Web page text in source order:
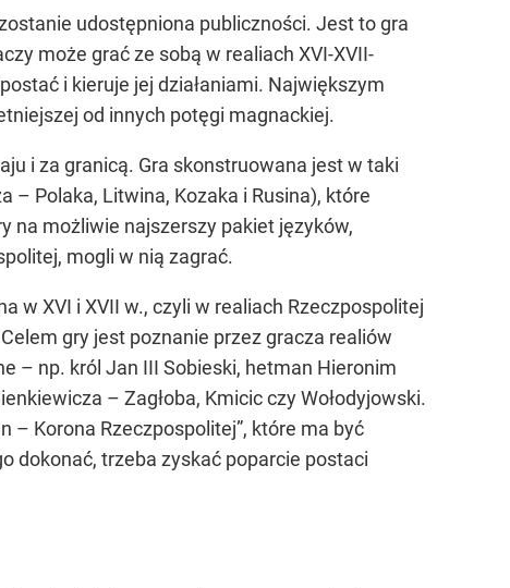
udostępniona publiczności. Jest to gra
może grać ze sobą w realiach XVI-XVII-
i kieruje jej działaniami. Największym
od innych potęgi magnackiej.
i za granicą. Gra skonstruowana jest w taki
– Polaka, Litwina, Kozaka i Rusina), które
na możliwie najszerszy pakiet języków,
mogli w nią zagrać.
w XVI i XVII w., czyli w realiach Rzeczpospolitej
gry jest poznanie przez gracza realiów
– np. król Jan III Sobieski, hetman Hieronim
– Zagłoba, Kmicic czy Wołodyjowski.
– Korona Rzeczpospolitej”, które ma być
dokonać, trzeba zyskać poparcie postaci